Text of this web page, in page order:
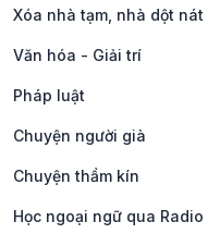
Xóa nhà tạm, nhà dột nát
Văn hóa - Giải trí
Pháp luật
Chuyện người già
Chuyện thầm kín
Học ngoại ngữ qua Radio